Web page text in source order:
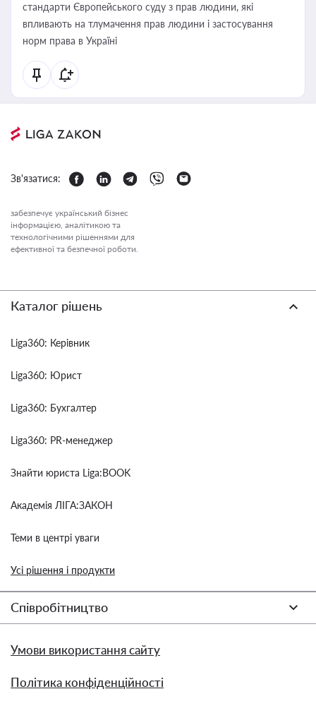
стандарти Європейського суду з прав людини, які
впливають на тлумачення прав людини і застосування
норм права в Україні
Зв'язатися:
забезпечує український бізнес
інформацією, аналітикою та
технологічними рішеннями для
ефективної та безпечної роботи.
Каталог рішень
Liga360: Керівник
Liga360: Юрист
Liga360: Бухгалтер
Liga360: PR-менеджер
Знайти юриста Liga:BOOK
Академія ЛІГА:ЗАКОН
Теми в центрі уваги
Усі рішення і продукти
Співробітництво
Умови використання сайту
Політика конфіденційності